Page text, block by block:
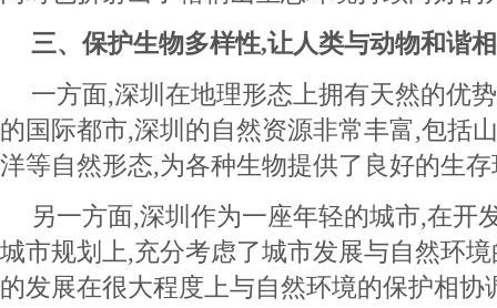
三、保护生物多样性,让人类与动物和谐
一方面,深圳在地理形态上拥有天然的优
的国际都市,深圳的自然资源非常丰富,包括
洋等自然形态,为各种生物提供了良好的生
另一方面,深圳作为一座年轻的城市,在开
城市规划上,充分考虑了城市发展与自然环
的发展在很大程度上与自然环境的保护相协